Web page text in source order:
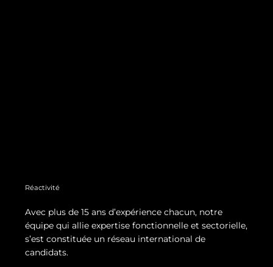
Réactivité
Avec plus de 15 ans d’expérience chacun, notre
équipe qui allie expertise fonctionnelle et sectorielle,
s’est constituée un réseau international de
candidats.